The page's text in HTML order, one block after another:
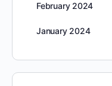
February 2024
January 2024